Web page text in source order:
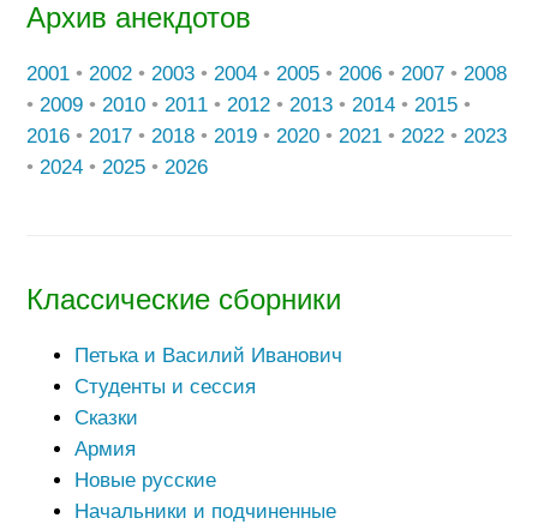
Архив анекдотов
2001 • 2002 • 2003 • 2004 • 2005 • 2006 • 2007 • 2008
• 2009 • 2010 • 2011 • 2012 • 2013 • 2014 • 2015 •
2016 • 2017 • 2018 • 2019 • 2020 • 2021 • 2022 • 2023
• 2024 • 2025 • 2026
Классические сборники
Петька и Василий Иванович
Студенты и сессия
Сказки
Армия
Новые русские
Начальники и подчиненные